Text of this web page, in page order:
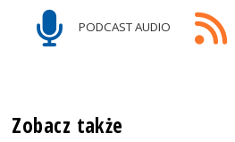
PODCAST AUDIO
Zobacz także